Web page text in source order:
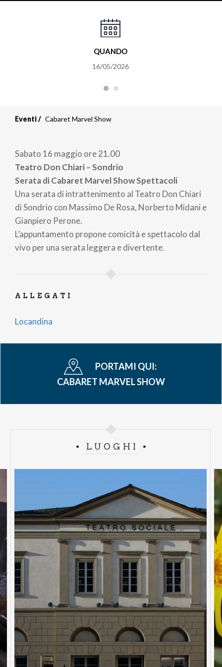
QUANDO
16/05/2026
Eventi Cabaret Marvel Show
Sabato 16 maggio ore 21.00
Teatro Don Chiari – Sondrio
Serata di Cabaret Marvel Show Spettacoli
Una serata di intrattenimento al Teatro Don Chiari
di Sondrio con Massimo De Rosa, Norberto Midani e
Gianpiero Perone.
L’appuntamento propone comicità e spettacolo dal
vivo per una serata leggera e divertente.
ALLEGATI
Locandina
PORTAMI QUI:
CABARET MARVEL SHOW
LUOGHI